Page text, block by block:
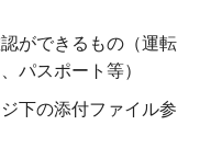
ができるもの（運転
パスポート等）
下の添付ファイル参